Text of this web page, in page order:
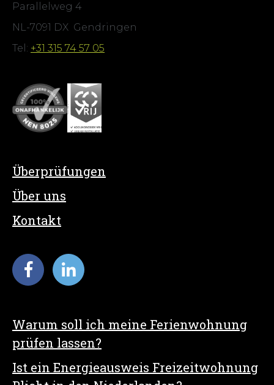
Parallelweg 4
NL-7091 DX Gendringen
Tel: +31 315 74 57 05
Überprüfungen
Über uns
Kontakt
Warum soll ich meine Ferienwohnung
prüfen lassen?
Ist ein Energieausweis Freizeitwohnung